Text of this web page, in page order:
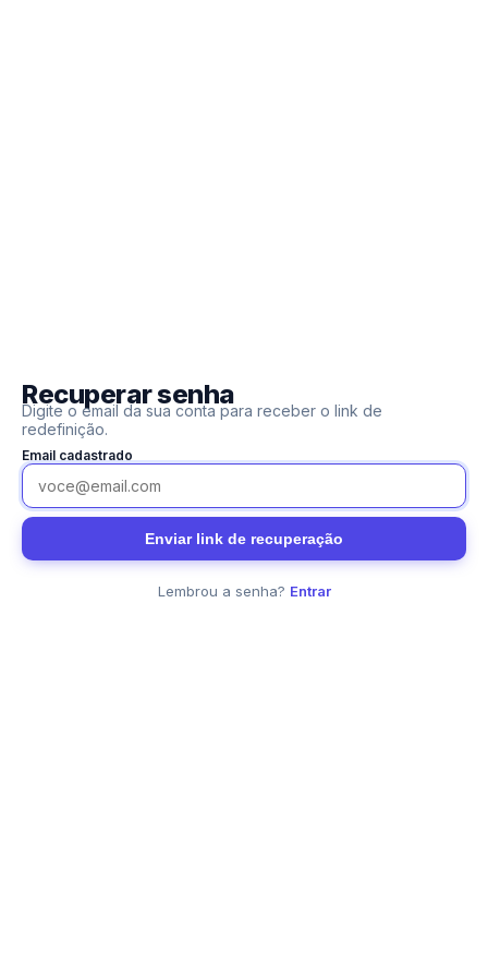
Recuperar senha
Digite o email da sua conta para receber o link de
redefinição.
Email cadastrado
Enviar link de recuperação
Lembrou a senha? Entrar